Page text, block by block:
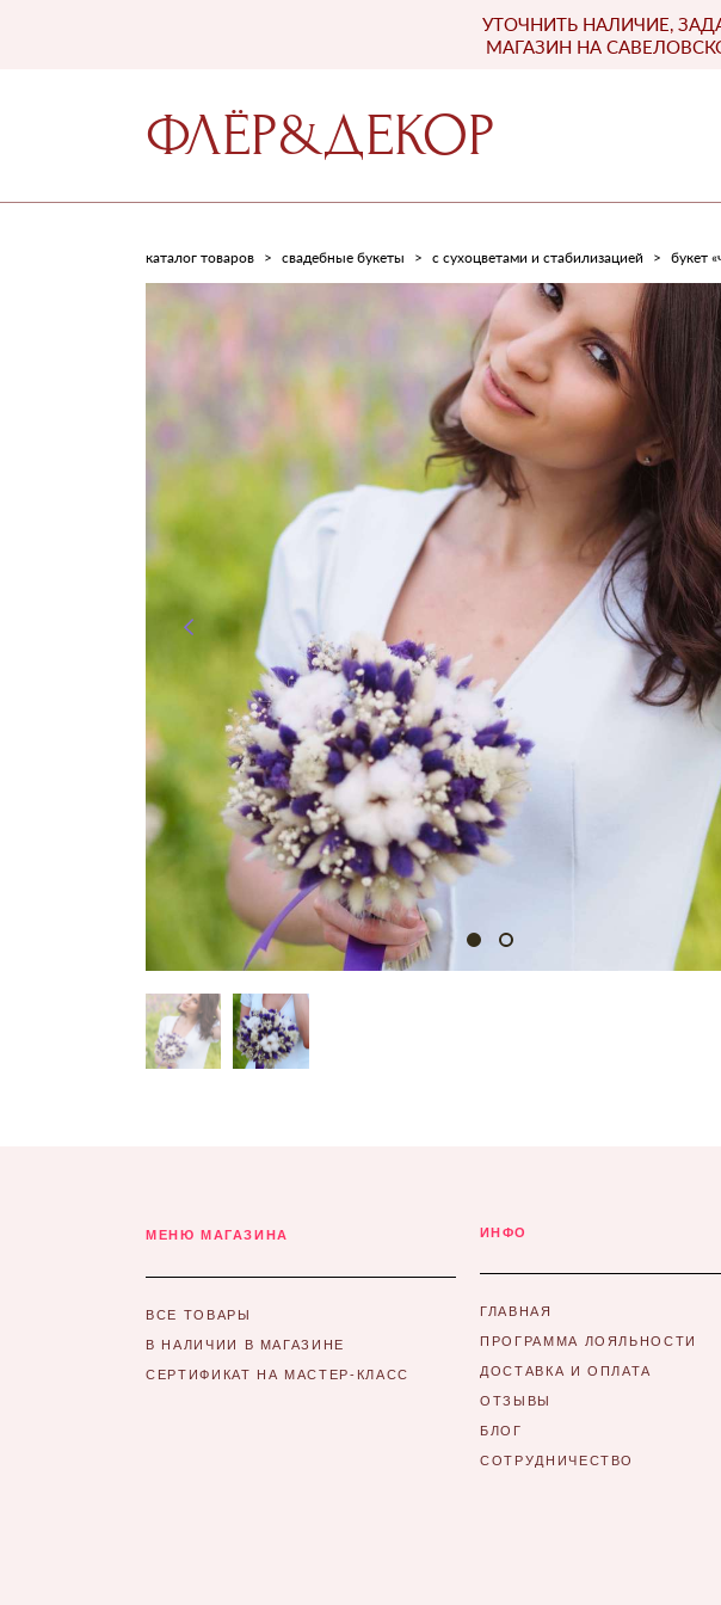
УТОЧНИТЬ НАЛИЧИЕ,
МАГАЗИН НА
ФЛЁР&ДЕКОР
ФЛЁР&ДЕКОР
каталог товаров > свадебные букеты > с сухоцветами и стабилизацией > букет
МЕНЮ МАГАЗИНА
ВСЕ ТОВАРЫ
В НАЛИЧИИ В МАГАЗИНЕ
СЕРТИФИКАТ НА МАСТЕР-КЛАСС
ИНФО
ГЛАВНАЯ
ПРОГРАММА ЛОЯЛЬНОСТИ
ДОСТАВКА И ОПЛАТА
ОТЗЫВЫ
БЛОГ
СОТРУДНИЧЕСТВО